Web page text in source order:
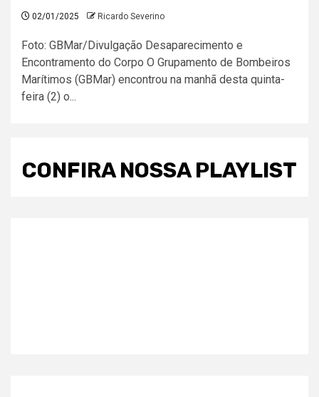
02/01/2025 Ricardo Severino
Foto: GBMar/Divulgação Desaparecimento e
Encontramento do Corpo O Grupamento de Bombeiros
Marítimos (GBMar) encontrou na manhã desta quinta-
feira (2) o...
CONFIRA NOSSA PLAYLIST